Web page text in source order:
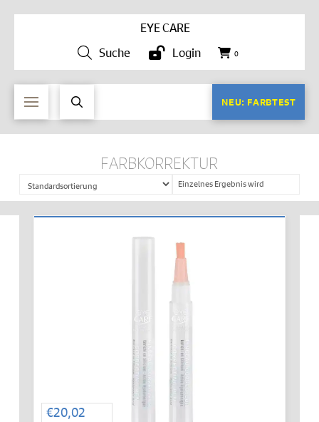
EYE CARE
Suche
Login 0
NEU: FARBTEST
FARBKORREKTUR
Einzelnes Ergebnis wird
angezeigt
€20,02